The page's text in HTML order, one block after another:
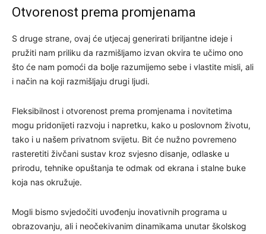
Otvorenost prema promjenama
S druge strane, ovaj će utjecaj generirati briljantne ideje i
pružiti nam priliku da razmišljamo izvan okvira te učimo ono
što će nam pomoći da bolje razumijemo sebe i vlastite misli, ali
i način na koji razmišljaju drugi ljudi.
Fleksibilnost i otvorenost prema promjenama i novitetima
mogu pridonijeti razvoju i napretku, kako u poslovnom životu,
tako i u našem privatnom svijetu. Bit će nužno povremeno
rasteretiti živčani sustav kroz svjesno disanje, odlaske u
prirodu, tehnike opuštanja te odmak od ekrana i stalne buke
koja nas okružuje.
Mogli bismo svjedočiti uvođenju inovativnih programa u
obrazovanju, ali i neočekivanim dinamikama unutar školskog